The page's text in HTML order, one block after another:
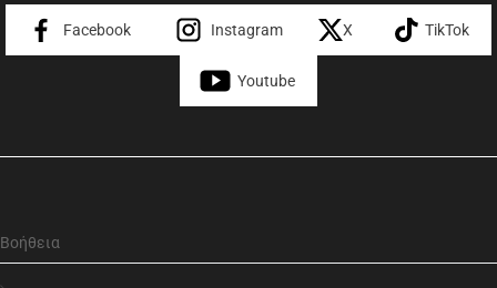
Facebook Instagram X TikTok
Youtube
Βοήθεια